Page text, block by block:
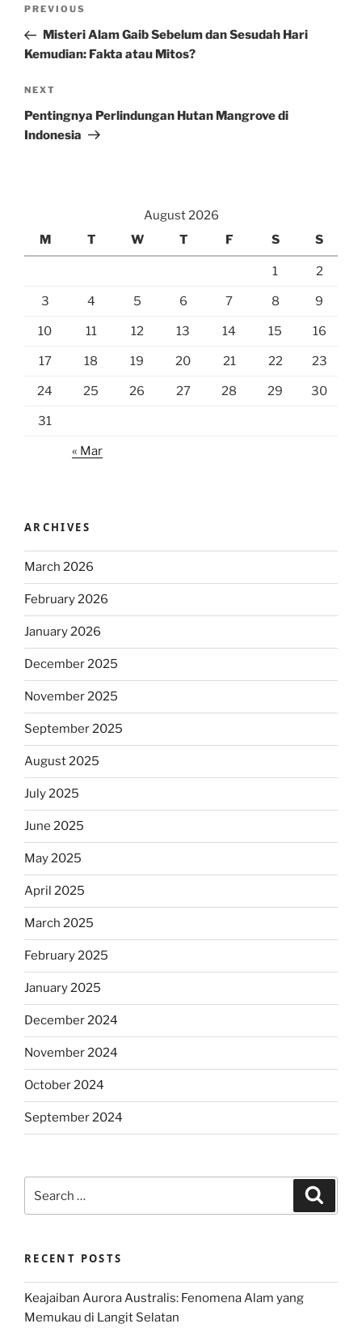
Previous
Post
PREVIOUS
Misteri Alam Gaib Sebelum dan Sesudah Hari
Kemudian: Fakta atau Mitos?
Next
Post
NEXT
Pentingnya Perlindungan Hutan Mangrove di
Indonesia
August 2026
M
T W T F S S
1 2
3 4 5 6 7 8 9
10 11 12 13 14 15 16
17 18 19 20 21 22 23
24 25 26 27 28 29 30
31
« Mar
ARCHIVES
March 2026
February 2026
January 2026
December 2025
November 2025
September 2025
August 2025
July 2025
June 2025
May 2025
April 2025
March 2025
February 2025
January 2025
December 2024
November 2024
October 2024
September 2024
for:
RECENT POSTS
Keajaiban Aurora Australis: Fenomena Alam yang
Memukau di Langit Selatan